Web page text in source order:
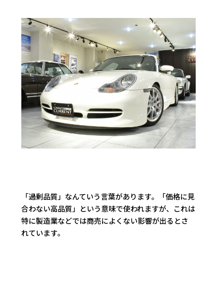
「過剰品質」なんていう言葉があります。「価格に見
合わない高品質」という意味で使われますが、これは
特に製造業などでは商売によくない影響が出るとさ
れています。